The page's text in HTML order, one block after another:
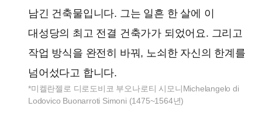
남긴 건축물입니다. 그는 일흔 한 살에 이
대성당의 최고 전결 건축가가 되었어요. 그리고
작업 방식을 완전히 바꿔, 노쇠한 자신의 한계를
넘어섰다고 합니다.
*미켈란젤로 디로도비코 부오나로티 시모니Michelangelo di
Lodovico Buonarroti Simoni (1475~1564년)